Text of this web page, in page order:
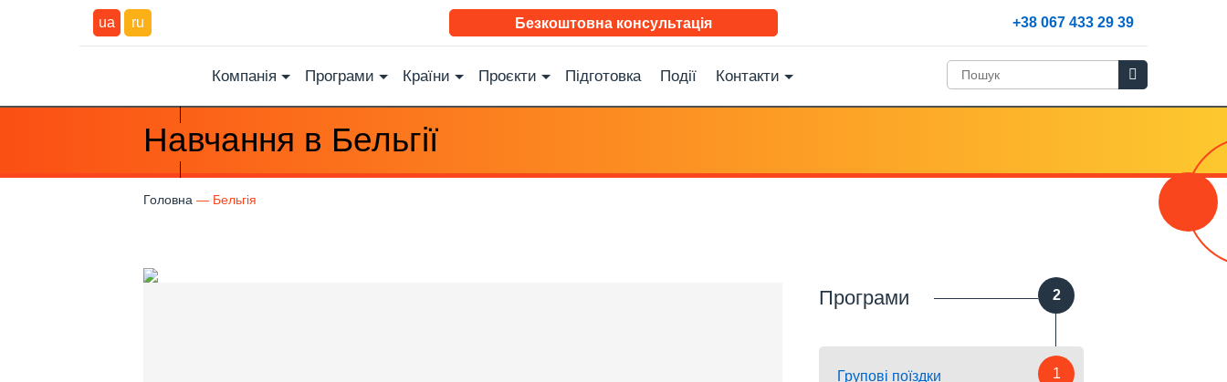
ua ru Безкоштовна консультація +38 067 433 29 39
Компанія Програми Країни Проєкти Підготовка Події Контакти
Навчання в Бельгії
Головна Бельгія
Програми 2
Групові поїздки 1